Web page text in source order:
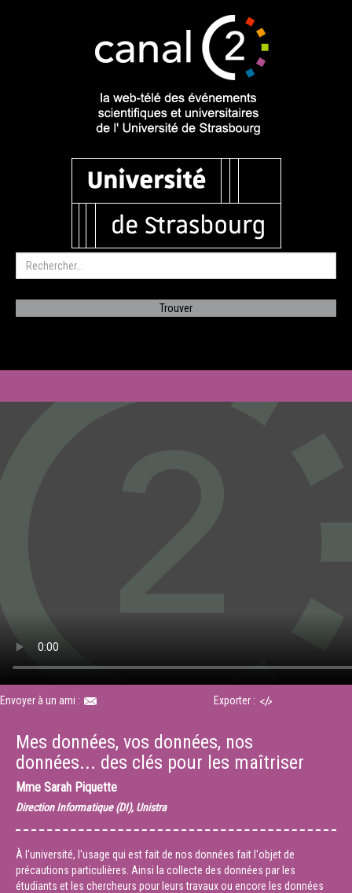
Envoyer à un ami : Exporter :
Mes données, vos données, nos
données... des clés pour les maîtriser
Mme Sarah Piquette
Direction Informatique (DI), Unistra
À l'université, l'usage qui est fait de nos données fait l'objet de
précautions particulières. Ainsi la collecte des données par les
étudiants et les chercheurs pour leurs travaux ou encore les données